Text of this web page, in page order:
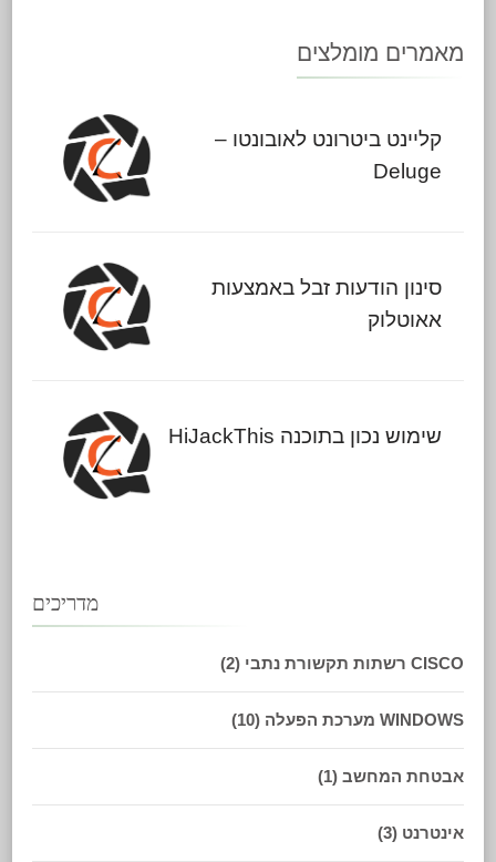
מאמרים מומלצים
קליינט ביטרונט לאובונטו –
Deluge
סינון הודעות זבל באמצעות
אאוטלוק
שימוש נכון בתוכנה HiJackThis
מדריכים
CISCO רשתות תקשורת נתבי (2)
WINDOWS מערכת הפעלה (10)
אבטחת המחשב (1)
אינטרנט (3)